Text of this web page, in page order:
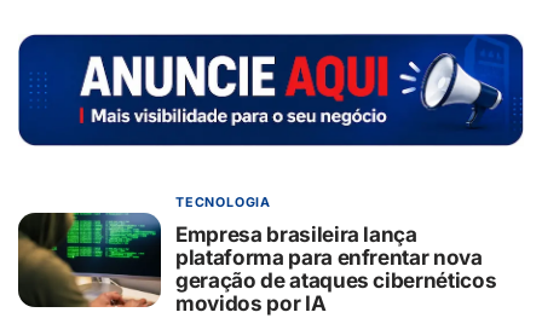
TECNOLOGIA
Empresa brasileira lança
plataforma para enfrentar nova
geração de ataques cibernéticos
movidos por IA